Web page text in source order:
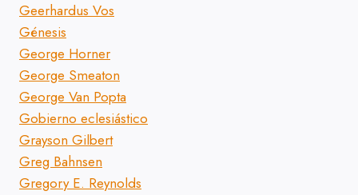
Geerhardus Vos
Génesis
George Horner
George Smeaton
George Van Popta
Gobierno eclesiástico
Grayson Gilbert
Greg Bahnsen
Gregory E. Reynolds